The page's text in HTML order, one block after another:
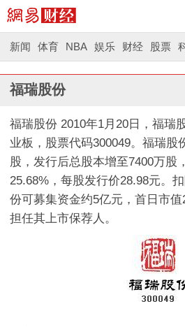
新闻 体育 NBA 娱乐 财经 股票
福瑞股份
福瑞股份 2010年1月20日，福瑞
业板，股票代码300049。福瑞股
股，发行后总股本增至7400万股
25.68%，每股发行价28.98元。
份可募集资金约5亿元，首日市
担任其上市保荐人。